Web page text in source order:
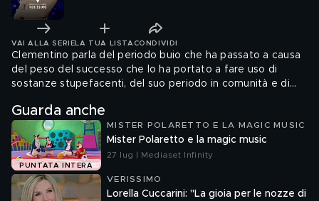
VAI ALLA SERIE LA TUA LISTA CONDIVIDI
Clementino parla del periodo buio che ha passato a causa
del peso del successo che lo ha portato a fare uso di
sostanze stupefacenti, del suo periodo in comunità e di
Guarda anche
PUNTATA INTERA
MISTER POLARETTO E LA MAGIC MUSIC
Mister Polaretto e la magic music
27 lug | Mediaset Infinity
VERISSIMO
Lorella Cuccarini: "La gioia per le nozze di